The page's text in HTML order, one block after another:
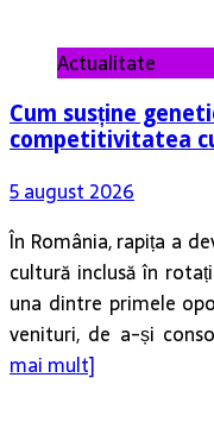
Actualitate
Cum susține
competitivitatea
5 august 2026
În România, rapița a
cultură inclusă în
una dintre primele
venituri, de a-și
mai mult]